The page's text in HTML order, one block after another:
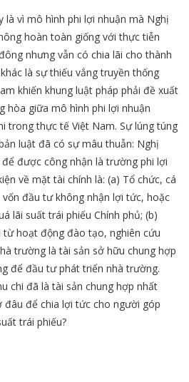
là vì mô hình phi lợi nhuận mà Nghị
hoàn toàn giống với thực tiễn
nhưng vẫn có chia lãi cho thành
là sự thiếu vắng truyền thống
khiến khung luật pháp phải đề xuất
hòa giữa mô hình phi lợi nhuận
trong thực tế Việt Nam. Sự lúng túng
luật đã có sự mâu thuẫn: Nghị
được công nhận là trường phi lợi
về mặt tài chính là: (a) Tổ chức, cá
đầu tư không nhận lợi tức, hoặc
lãi suất trái phiếu Chính phủ; (b)
từ hoạt động đào tạo, nghiên cứu
trường là tài sản sở hữu chung hợp
để đầu tư phát triển nhà trường.
chi đã là tài sản chung hợp nhất
đâu để chia lợi tức cho người góp
trái phiếu?